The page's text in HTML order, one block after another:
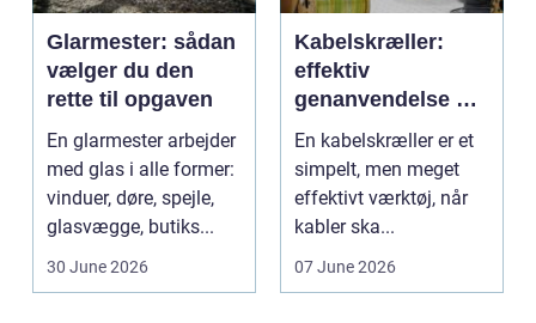
Glarmester: sådan
vælger du den
rette til opgaven
En glarmester arbejder
med glas i alle former:
vinduer, døre, spejle,
glasvægge, butiks...
30 June 2026
Kabelskræller:
effektiv
genanvendelse og
bedre økonomi i
kabelhåndtering
En kabelskræller er et
simpelt, men meget
effektivt værktøj, når
kabler ska...
07 June 2026